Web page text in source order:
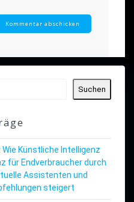
Suchen
Wie Künstliche Intelligenz
für Endverbraucher durch
Assistenten und
steigert